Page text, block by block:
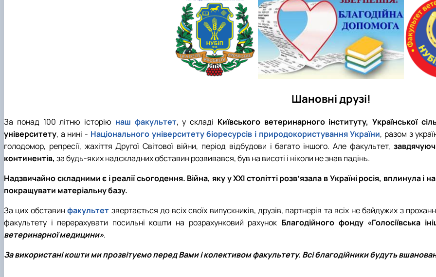
Кодекс поведінки лікаря ветеринарної медицини
Вони нагороджені відзнакою "За заслуги перед факультетом ветеринарної медицини …
Вибіркові дисципліни "Ветеринарна медицина"
Вступ 2018 рік
Шановні друзі!
За понад 100 літню історію наш факультет, у складі Київського ветеринарного інституту, Української
університету, а нині - Національного університету біоресурсів і природокористування України, разом з
голодомор, репресії, жахіття Другої Світової війни, період відбудови і багато іншого. Але факультет,
континентів, за будь-яких надскладних обставин розвивався, був на висоті і ніколи не знав падінь.
Надзвичайно складними є і реалії сьогодення. Війна, яку у XXI столітті розв’язала в Україні росія, вплинула
покращувати матеріальну базу.
За цих обставинфакультет звертається до всіх своїх випускників, друзів, партнерів та всіх не байдужих з
факультету і перерахувати посильні кошти на розрахунковий рахунок Благодійного фонду «Голосіївська
ветеринарної медицини».
За використані кошти ми прозвітуємо перед Вами і колективом факультету. Всі благодійники будуть